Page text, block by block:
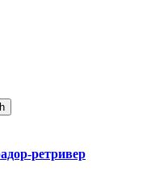
ретривер